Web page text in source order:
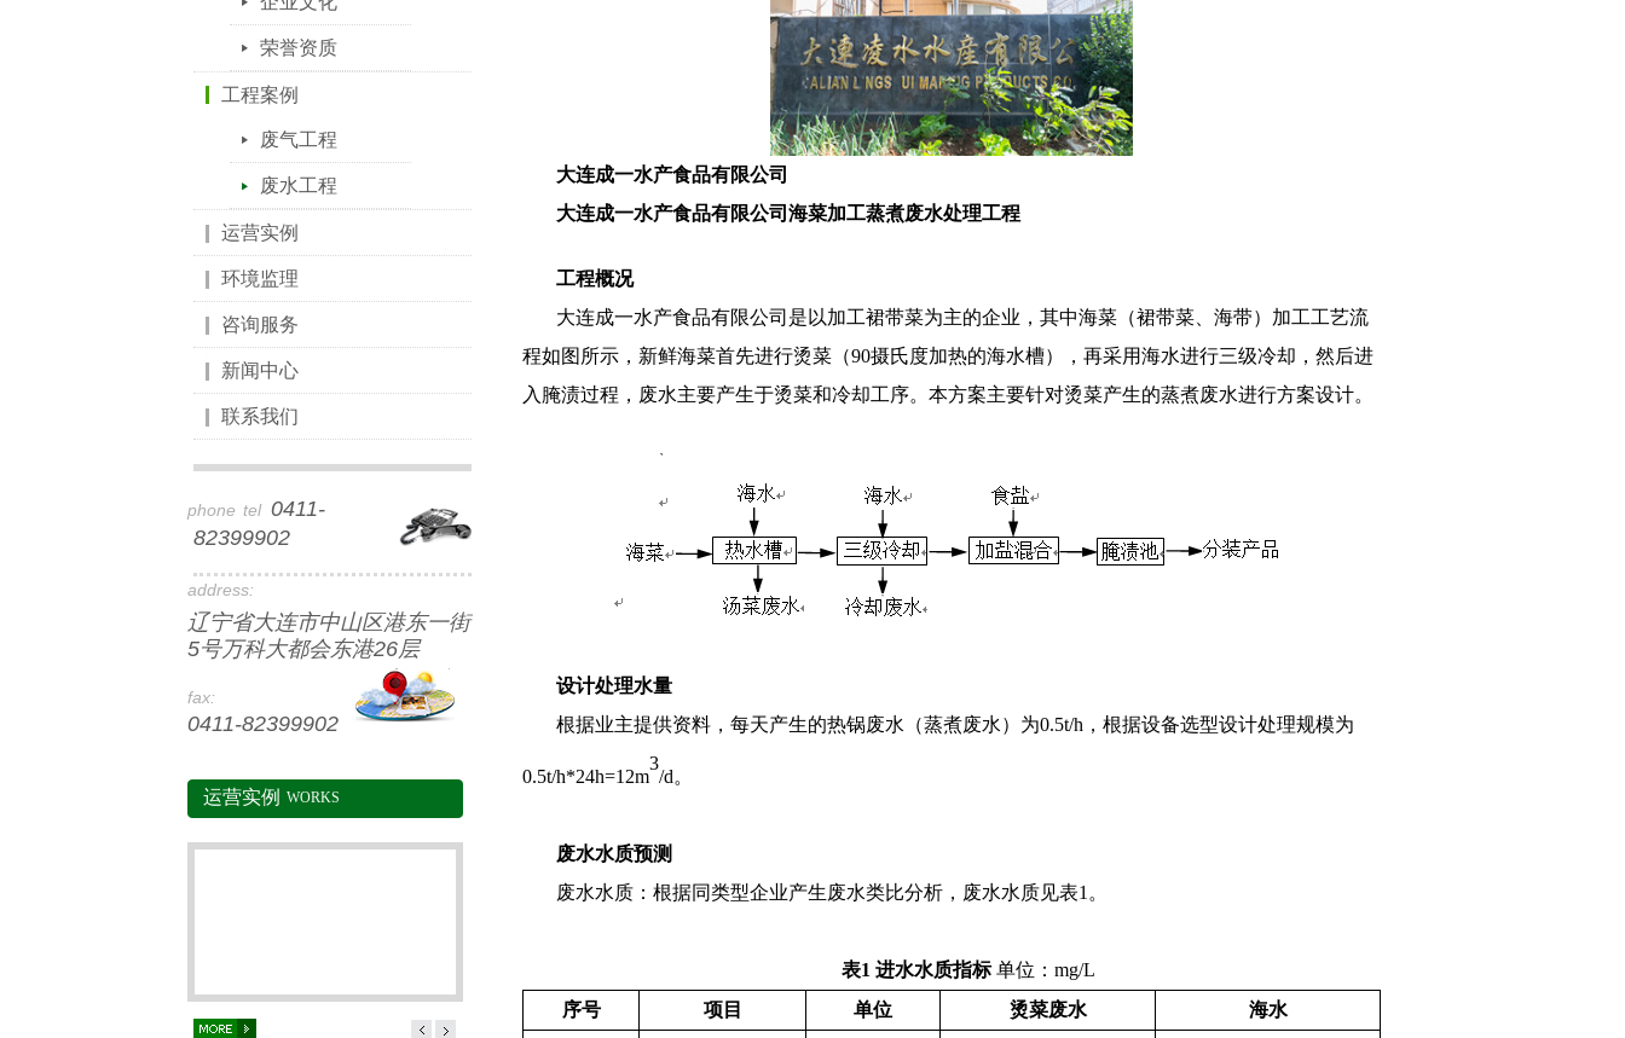
荣誉资质
工程案例
废气工程
废水工程
运营实例
环境监理
咨询服务
新闻中心
联系我们
phone tel 0411-
82399902
address:
辽宁省大连市中山区港东一街
5号万科大都会东港26层
fax:
0411-82399902
运营实例 WORKS
大连成一水产食品有限公司
大连成一水产食品有限公司海菜加工蒸煮废水处理工程
工程概况
大连成一水产食品有限公司是以加工裙带菜为主的企业，其中海菜（裙带菜、海带）加工工艺流
程如图所示，新鲜海菜首先进行烫菜（90摄氏度加热的海水槽），再采用海水进行三级冷却，然后进
入腌渍过程，废水主要产生于烫菜和冷却工序。本方案主要针对烫菜产生的蒸煮废水进行方案设计。
设计处理水量
根据业主提供资料，每天产生的热锅废水（蒸煮废水）为0.5t/h，根据设备选型设计处理规模为
0.5t/h*24h=12m
3
/d。
废水水质预测
废水水质：根据同类型企业产生废水类比分析，废水水质见表1。
表1 进水水质指标 单位： mg/L
序号
项目 单位 烫菜废水 海水